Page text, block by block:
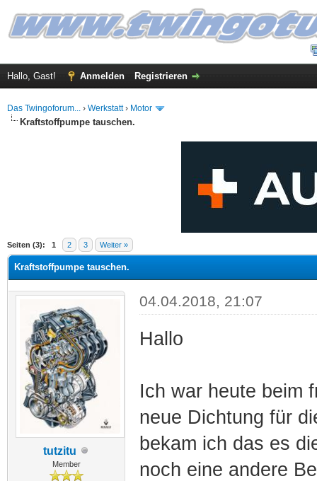
Hallo, Gast! Anmelden Registrieren
Das Twingoforum... › Werkstatt› Motor
Kraftstoffpumpe tauschen.
Seiten (3): 1 2 3 Weiter »
Durchschnitt
Kraftstoffpumpe tauschen.
tutzitu
Member
04.04.2018, 21:07
Hallo
Ich war heute beim
neue Dichtung für
bekam ich das es
noch eine andere